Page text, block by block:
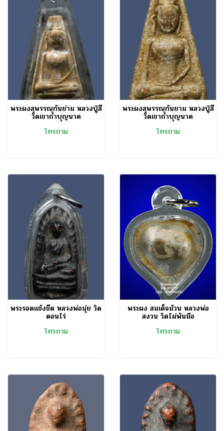
พระผงสุพรรณก้นย่าม หลวงปู่สี
วัดเขาถ้ำบุญนาค
โทรถาม
พระผงสุพรรณก้นยาม หลวงปู่สี
วัดเขาถ้ำบุญนาค
โทรถาม
พระรอดแข้งขีด หลวงพ่อมุ่ย วัด
ดอนไร่
โทรถาม
พระผง สมเด็จม้วน หลวงพ่อ
สงวน วัดไผ่พันมือ
โทรถาม